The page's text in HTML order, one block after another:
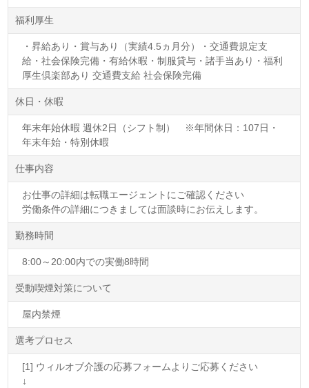
福利厚生
・昇給あり・賞与あり（実績4.5ヵ月分）・交通費規定支
給・社会保険完備・有給休暇・制服貸与・諸手当あり・福利
厚生倶楽部あり 交通費支給 社会保険完備
休日・休暇
年末年始休暇 週休2日（シフト制） ※年間休日：107日・
年末年始・特別休暇
仕事内容
お仕事の詳細は転職エージェントにご確認ください
労働条件の詳細につきましては面談時にお伝えします。
勤務時間
8:00～20:00内での実働8時間
受動喫煙対策について
屋内禁煙
選考プロセス
[1] ウィルオブ介護の応募フォームよりご応募ください
↓